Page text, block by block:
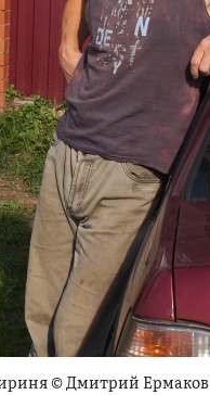
© Дмитрий Ермаков